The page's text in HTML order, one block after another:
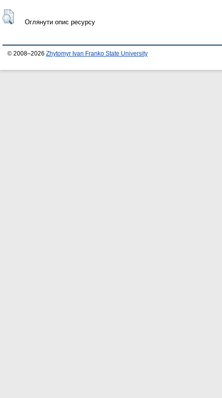
Оглянути опис ресурсу
© 2008–2026 Zhytomyr Ivan Franko State University